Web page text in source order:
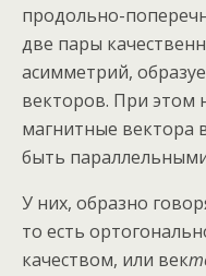
продольно-
две пары
асимметрий,
векторов. При этом
магнитные вектора
быть
У них, образно
то есть
качеством, или век